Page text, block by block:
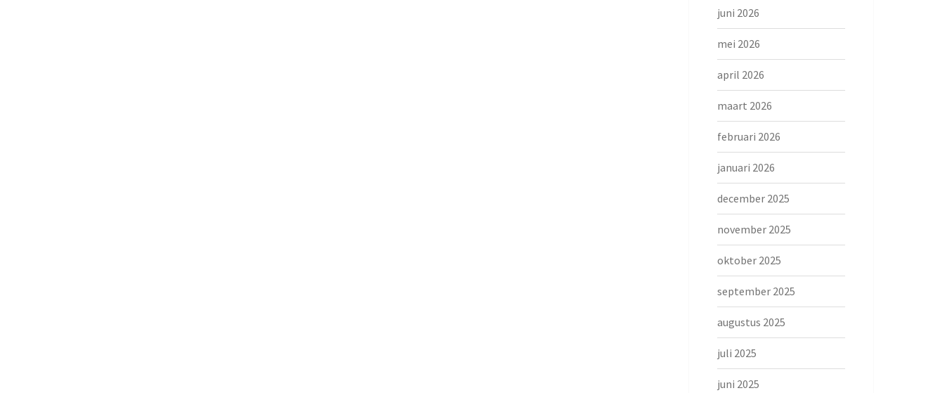
juni 2026
mei 2026
april 2026
maart 2026
februari 2026
januari 2026
december 2025
november 2025
oktober 2025
september 2025
augustus 2025
juli 2025
juni 2025